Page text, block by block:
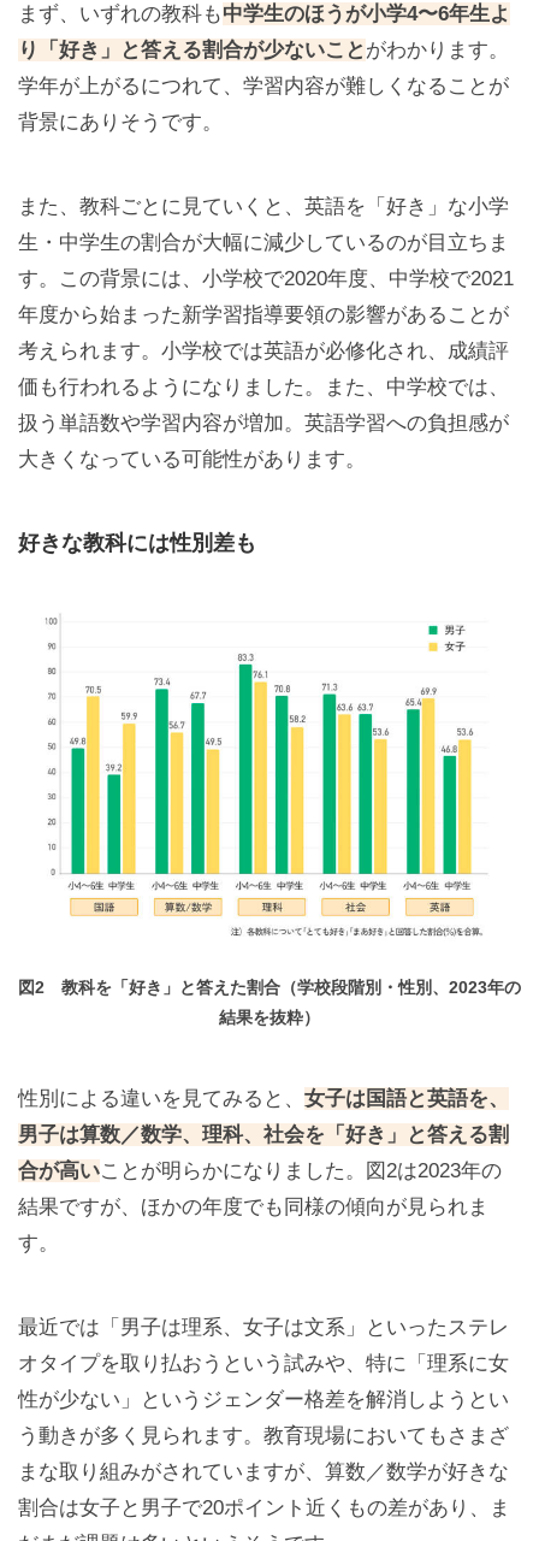
まず、いずれの教科も中学生のほうが小学4〜6年生よ
り「好き」と答える割合が少ないこと がわかります。
学年が上がるにつれて、学習内容が難しくなることが
背景にありそうです。
また、教科ごとに見ていくと、英語を「好き」な小学
生・中学生の割合が大幅に減少しているのが目立ちま
す。この背景には、小学校で2020年度、中学校で2021
年度から始まった新学習指導要領の影響があることが
考えられます。小学校では英語が必修化され、成績評
価も行われるようになりました。また、中学校では、
扱う単語数や学習内容が増加。英語学習への負担感が
大きくなっている可能性があります。
好きな教科には性別差も
図2 教科を「好き」と答えた割合（学校段階別・性別、2023年の
結果を抜粋）
性別による違いを見てみると、 女子は国語と英語を、
男子は算数／数学、理科、社会を「好き」と答える割
合が高いことが明らかになりました。図2は2023年の
結果ですが、ほかの年度でも同様の傾向が見られま
す。
最近では「男子は理系、女子は文系」といったステレ
オタイプを取り払おうという試みや、特に「理系に女
性が少ない」というジェンダー格差を解消しようとい
う動きが多く見られます。教育現場においてもさまざ
まな取り組みがされていますが、算数／数学が好きな
割合は女子と男子で20ポイント近くもの差があり、ま